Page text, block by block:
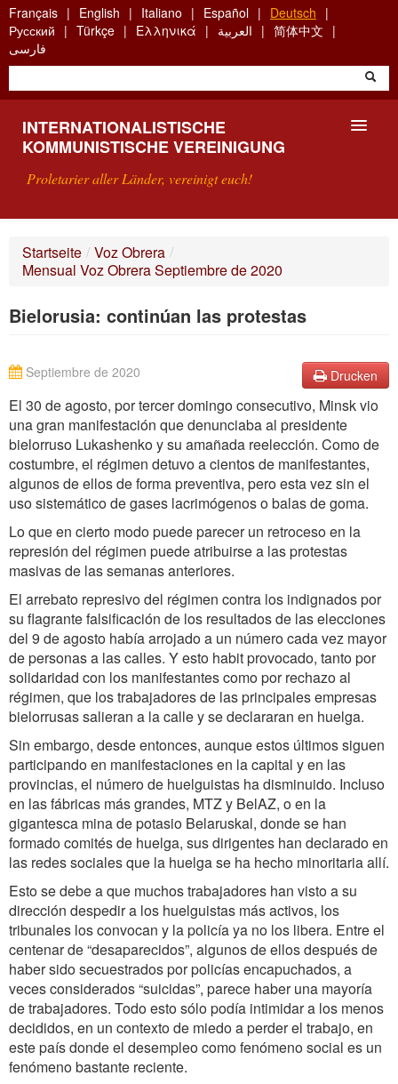
Skip
to
main
content
Français English Italiano Español
Deutsch
Русский
Türkçe Ελληνικά العربية
简体中文
فارسی
INTERNATIONALISTISCHE
KOMMUNISTISCHE VEREINIGUNG
Proletarier aller Länder, vereinigt euch!
WAS IST DIE IKV?
SUCHE
Startseite / Voz Obrera /
Mensual Voz Obrera Septiembre de 2020
Bielorusia: continúan las protestas
Drucken
Septiembre de 2020
El 30 de agosto, por tercer domingo consecutivo, Minsk vio
una gran manifestación que denunciaba al presidente
bielorruso Lukashenko y su amañada reelección. Como de
costumbre, el régimen detuvo a cientos de manifestantes,
algunos de ellos de forma preventiva, pero esta vez sin el
uso sistemático de gases lacrimógenos o balas de goma.
Lo que en cierto modo puede parecer un retroceso en la
represión del régimen puede atribuirse a las protestas
masivas de las semanas anteriores.
El arrebato represivo del régimen contra los indignados por
su flagrante falsificación de los resultados de las elecciones
del 9 de agosto había arrojado a un número cada vez mayor
de personas a las calles. Y esto habit provocado, tanto por
solidaridad con los manifestantes como por rechazo al
régimen, que los trabajadores de las principales empresas
bielorrusas salieran a la calle y se declararan en huelga.
Sin embargo, desde entonces, aunque estos últimos siguen
participando en manifestaciones en la capital y en las
provincias, el número de huelguistas ha disminuido. Incluso
en las fábricas más grandes, MTZ y BelAZ, o en la
gigantesca mina de potasio Belaruskal, donde se han
formado comités de huelga, sus dirigentes han declarado en
las redes sociales que la huelga se ha hecho minoritaria allí.
Esto se debe a que muchos trabajadores han visto a su
dirección despedir a los huelguistas más activos, los
tribunales los convocan y la policía ya no los libera. Entre el
centenar de “desaparecidos”, algunos de ellos después de
haber sido secuestrados por policías encapuchados, a
veces considerados “suicidas”, parece haber una mayoría
de trabajadores. Todo esto sólo podía intimidar a los menos
decididos, en un contexto de miedo a perder el trabajo, en
este país donde el desempleo como fenómeno social es un
fenómeno bastante reciente.